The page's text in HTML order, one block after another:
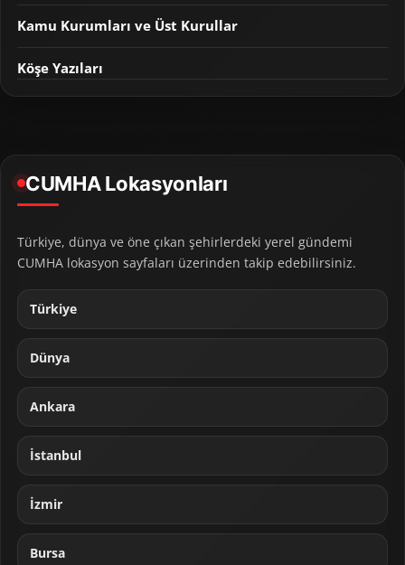
Kamu Kurumları ve Üst Kurullar
Köşe Yazıları
CUMHA Lokasyonları
Türkiye, dünya ve öne çıkan şehirlerdeki yerel gündemi
CUMHA lokasyon sayfaları üzerinden takip edebilirsiniz.
Türkiye
Dünya
Ankara
İstanbul
İzmir
Bursa